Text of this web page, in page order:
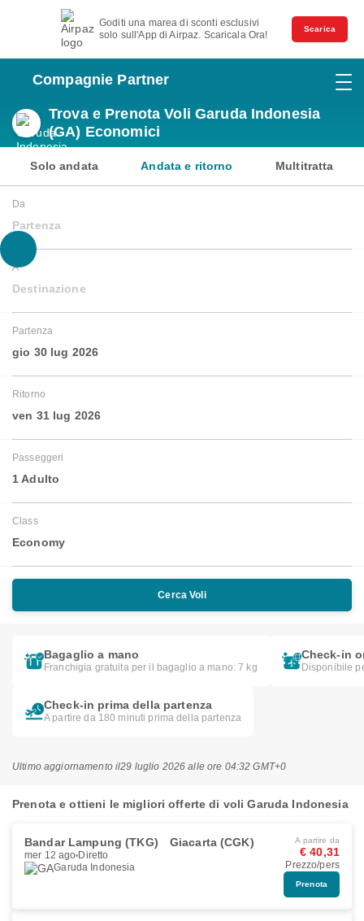
Goditi una marea di sconti esclusivi
solo sull'App di Airpaz. Scaricala Ora!
Scarica
Compagnie Partner
Trova e Prenota Voli Garuda Indonesia
(GA) Economici
Solo andata Andata e ritorno Multitratta
Da
Partenza
A
Destinazione
Partenza
gio 30 lug 2026
Ritorno
ven 31 lug 2026
Passeggeri
1 Adulto
Class
Economy
Cerca Voli
Bagaglio a mano
Franchigia gratuita per il bagaglio a mano: 7 kg
Check-in
Disponibile
Check-in prima della partenza
A partire da 180 minuti prima della partenza
Ultimo aggiornamento il29 luglio 2026 alle ore 04:32 GMT+0
Prenota e ottieni le migliori offerte di voli Garuda Indonesia
Bandar Lampung (TKG) Giacarta (CGK)
mer 12 ago Diretto
Garuda Indonesia
A partire da
€ 40,31
Prezzo/pers
Prenota